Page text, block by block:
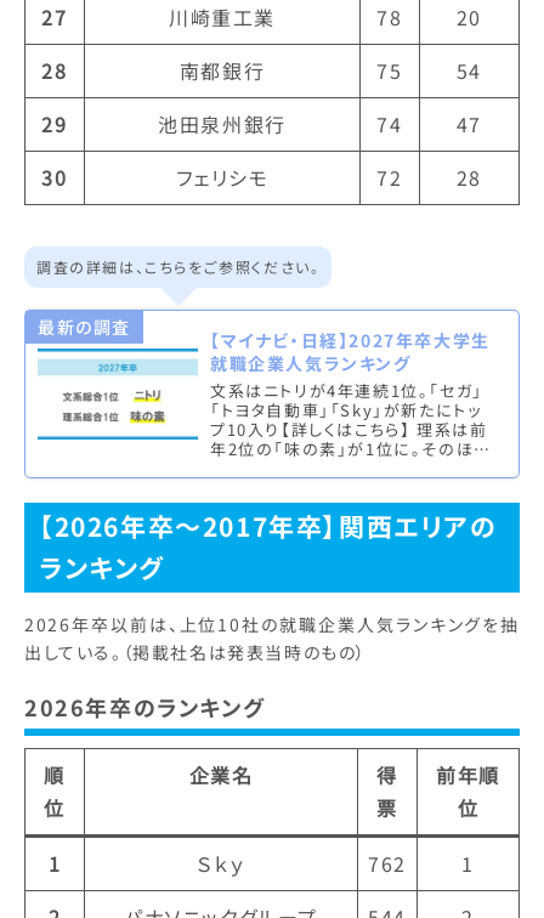
27
川崎重工業 78
20
28
南都銀行 75
54
29
池田泉州銀行 74
47
30
フェリシモ 72 28
調査の詳細は、こちらをご参照ください。
最新の調査
【マイナビ・日経】2027年卒大学生
就職企業人気ランキング
文系はニトリが4年連続1位。「セガ」
「トヨタ自動車」「Sky」が新たにトッ
プ10入り【詳しくはこちら】 理系は前
年2位の「味の素」が1位に。そのほか
【2026年卒～2017年卒】関西エリアの
ランキング
2026年卒以前は、上位10社の就職企業人気ランキングを抽
出している。（掲載社名は発表当時のもの）
2026年卒のランキング
順
位
企業名
得
票
前年順
位
1
Ｓｋｙ 762
1